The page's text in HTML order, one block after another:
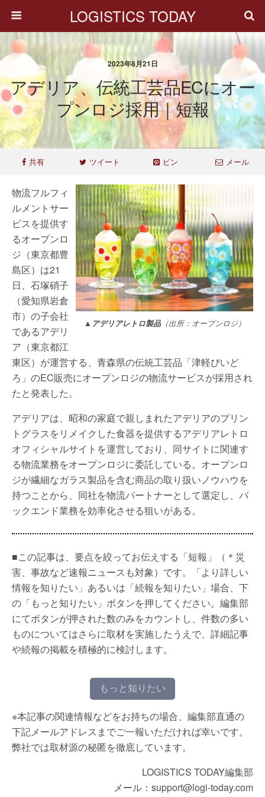
LOGISTICS TODAY
2023年8月21日
アデリア、伝統工芸品ECにオー
プンロジ採用｜短報
共有 ツイート ピン メール
▲アデリアレトロ製品（出所：オープンロジ）
物流フルフィ
ルメントサー
ビスを提供す
るオープンロ
ジ（東京都豊
島区）は21
日、石塚硝子
（愛知県岩倉
市）の子会社
であるアデリ
ア（東京都江
東区）が運営する、青森県の伝統工芸品「津軽びいど
ろ」のEC販売にオープンロジの物流サービスが採用され
たと発表した。
アデリアは、昭和の家庭で親しまれたアデリアのプリン
トグラスをリメイクした食器を提供するアデリアレトロ
オフィシャルサイトを運営しており、同サイトに関連す
る物流業務をオープンロジに委託している。オープンロ
ジが繊細なガラス製品を含む商品の取り扱いノウハウを
持つことから、同社を物流パートナーとして選定し、バ
ックエンド業務を効率化させる狙いがある。
■この記事は、要点を絞ってお伝えする「短報」（＊災
害、事故など速報ニュースも対象）です。「より詳しい
情報を知りたい」あるいは「続報を知りたい」場合、下
の「もっと知りたい」ボタンを押してください。編集部
にてボタンが押された数のみをカウントし、件数の多い
ものについてはさらに取材を実施したうえで、詳細記事
や続報の掲載を積極的に検討します。
もっと知りたい
※本記事の関連情報などをお持ちの場合、編集部直通の
下記メールアドレスまでご一報いただければ幸いです。
弊社では取材源の秘匿を徹底しています。
LOGISTICS TODAY編集部
メール：support@logi-today.com